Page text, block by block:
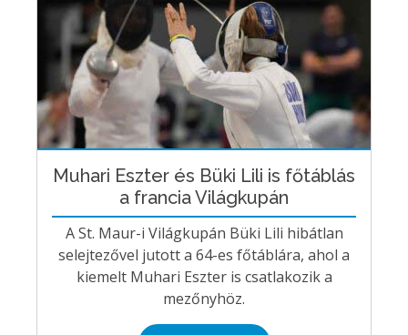
Muhari Eszter és Büki Lili is főtáblás
a francia Világkupán
A St. Maur-i Világkupán Büki Lili hibátlan
selejtezővel jutott a 64-es főtáblára, ahol a
kiemelt Muhari Eszter is csatlakozik a
mezőnyhöz.